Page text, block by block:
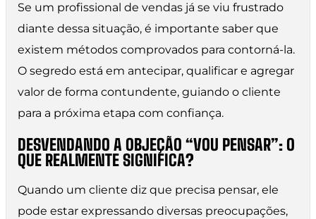
Se um profissional de vendas já se viu frustrado
diante dessa situação, é importante saber que
existem métodos comprovados para contorná-la.
O segredo está em antecipar, qualificar e agregar
valor de forma contundente, guiando o cliente
para a próxima etapa com confiança.
DESVENDANDO A OBJEÇÃO “VOU PENSAR”: O
QUE REALMENTE SIGNIFICA?
Quando um cliente diz que precisa pensar, ele
pode estar expressando diversas preocupações,